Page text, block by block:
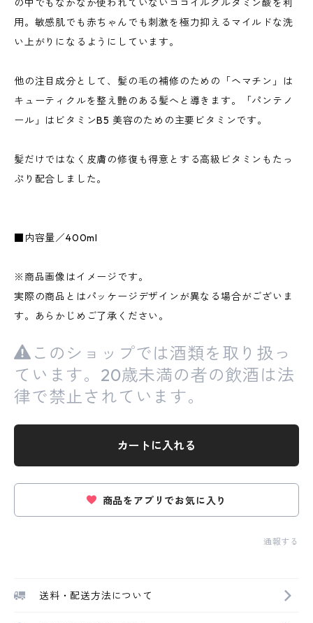
の中でもなかなか使われていないココイルグルタミン酸を利
用。敏感肌でも赤ちゃんでも刺激を極力抑えるマイルドな洗
い上がりになるようにしています。
他の注目成分として、髪の毛の補修のための「ヘマチン」は
キューティクルを整え艶のある髪へと導きます。「パンテノ
ール」はビタミンB5 美容のための主要ビタミンです。
髪だけではなく皮膚の修復も得意とする高級ビタミンもたっ
ぷり配合しました。
■内容量／400ml
※商品画像はイメージです。
実際の商品とはパッケージデザインが異なる場合がございま
す。あらかじめご了承ください。
このショップでは酒類を取り扱っ
ています。20歳未満の者の飲酒は法
律で禁止されています。
カートに入れる
商品をアプリでお気に入り
通報する
送料・配送方法について